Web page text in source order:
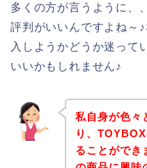
多くの方が言うように、
評判がいいんですよね～
入しようかどうか迷って
いいかもしれません♪
私自身が色々
り、
ることができ